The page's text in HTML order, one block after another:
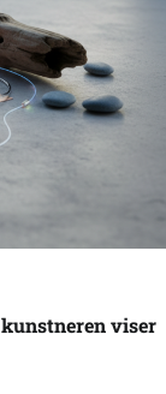
viser